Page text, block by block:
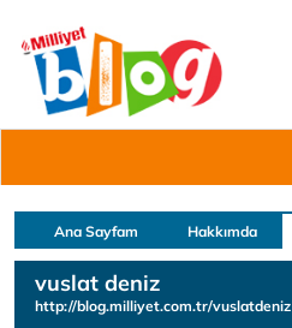
Ana Sayfam Hakkımda
vuslat deniz
http://blog.milliyet.com.tr/vuslatdeniz